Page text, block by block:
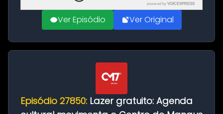
powered by VOICEXPRESS
Ver Episódio Ver Original
Episódio 27850: Lazer gratuito: Agenda